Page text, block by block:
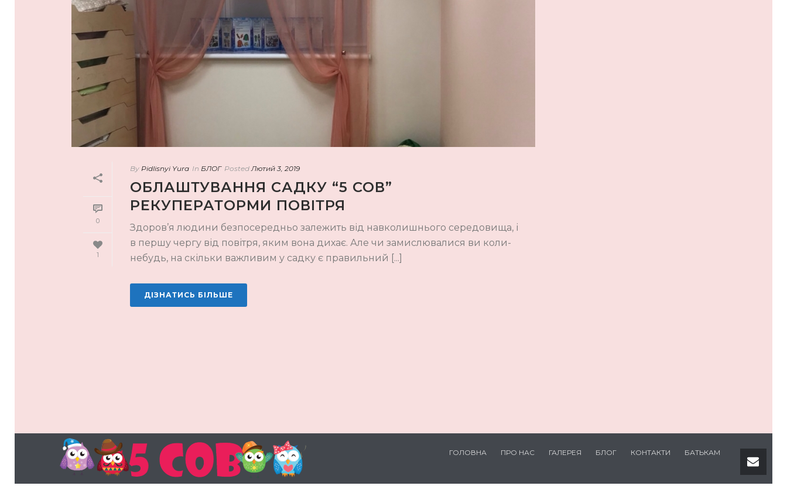
0
1
By Pidlisnyi Yura In БЛОГ Posted Лютий 3, 2019
ОБЛАШТУВАННЯ САДКУ “5 СОВ”
РЕКУПЕРАТОРМИ ПОВІТРЯ
Здоров’я людини безпосередньо залежить від навколишнього середовища, і
в першу чергу від повітря, яким вона дихає. Але чи замислювалися ви коли-
небудь, на скільки важливим у садку є правильний [...]
ДІЗНАТИСЬ БІЛЬШЕ
ГОЛОВНА ПРО НАС ГАЛЕРЕЯ БЛОГ КОНТАКТИ БАТЬКАМ